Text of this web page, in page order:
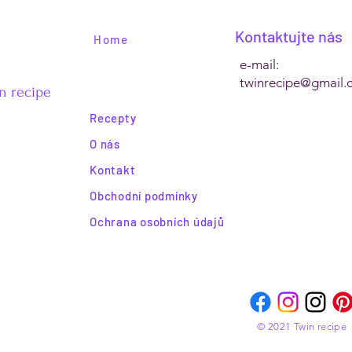
recipe
Home Kontaktujte nás
e-mail:
Recepty
O nás
Kontakt
Obchodní podmínky
Ochrana osobních údajů
© 2021 Twin recipe